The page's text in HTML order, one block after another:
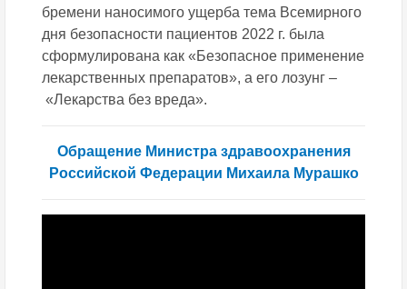
бремени наносимого ущерба тема Всемирного
дня безопасности пациентов 2022 г. была
сформулирована как «Безопасное применение
лекарственных препаратов», а его лозунг –
«Лекарства без вреда».
Обращение Министра здравоохранения
Российской Федерации Михаила Мурашко